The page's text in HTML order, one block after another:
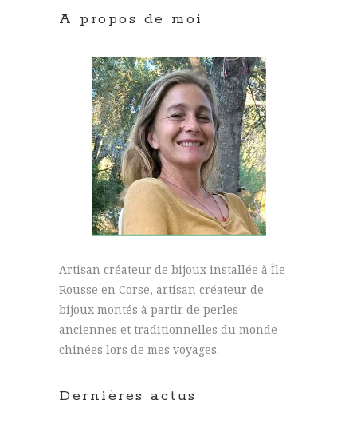
A propos de moi
Artisan créateur de bijoux installée à Île
Rousse en Corse, artisan créateur de
bijoux montés à partir de perles
anciennes et traditionnelles du monde
chinées lors de mes voyages.
Dernières actus